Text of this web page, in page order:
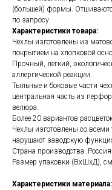
(большей) формы.
по запросу.
Характеристики товара:
Чехлы изготовлены из
покрытием на хлопковой
Прочный, легкий,
аллергической реакции.
Тыльные и боковые части
центральная часть из
велюра.
Более 20 вариантов
Чехлы изготовлены со всеми
нарушают заводскую
Страна производства: Россия
Размер упаковки (ВхШхД),
Характеристики материала: